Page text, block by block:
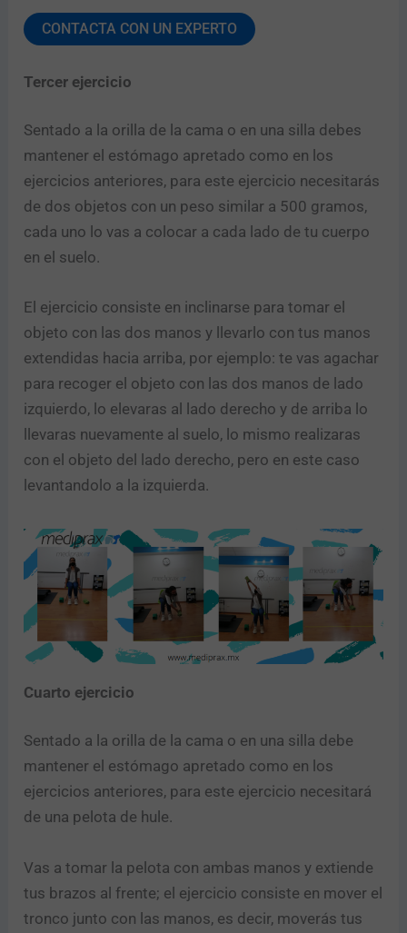
CONTACTA CON UN EXPERTO
Tercer ejercicio
Sentado a la orilla de la cama o en una silla debes
mantener el estómago apretado como en los
ejercicios anteriores, para este ejercicio necesitarás
de dos objetos con un peso similar a 500 gramos,
cada uno lo vas a colocar a cada lado de tu cuerpo
en el suelo.
El ejercicio consiste en inclinarse para tomar el
objeto con las dos manos y llevarlo con tus manos
extendidas hacia arriba, por ejemplo: te vas agachar
para recoger el objeto con las dos manos de lado
izquierdo, lo elevaras al lado derecho y de arriba lo
llevaras nuevamente al suelo, lo mismo realizaras
con el objeto del lado derecho, pero en este caso
levantandolo a la izquierda.
Cuarto ejercicio
Sentado a la orilla de la cama o en una silla debe
mantener el estómago apretado como en los
ejercicios anteriores, para este ejercicio necesitará
de una pelota de hule.
Vas a tomar la pelota con ambas manos y extiende
tus brazos al frente; el ejercicio consiste en mover el
tronco junto con las manos, es decir, moverás tus